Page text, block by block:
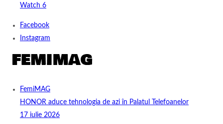
Watch 6
Facebook
Instagram
FemiMAG
HONOR aduce tehnologia de azi în Palatul Telefoanelor
17 iulie 2026